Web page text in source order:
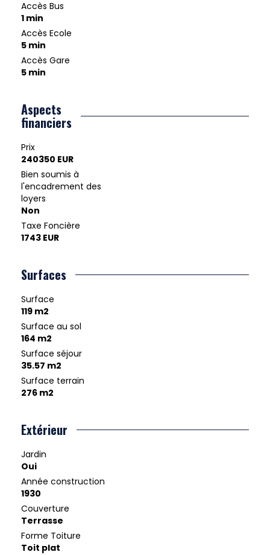
Accès Bus
1 min
Accès Ecole
5 min
Accès Gare
5 min
Aspects
financiers
Prix
240350 EUR
Bien soumis à
l'encadrement des
loyers
Non
Taxe Foncière
1743 EUR
Surfaces
Surface
119 m2
Surface au sol
164 m2
Surface séjour
35.57 m2
Surface terrain
276 m2
Extérieur
Jardin
Oui
Année construction
1930
Couverture
Terrasse
Forme Toiture
Toit plat